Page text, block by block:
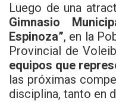
o
o
k
A
p
p
Luego de una
Gimnasio
Espinoza”, en la
Provincial de
equipos que
las próximas
disciplina, tanto en